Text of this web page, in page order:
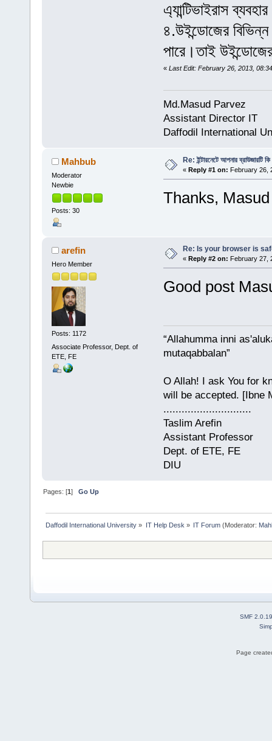
এ্যান্টিভাইরাস
৪.উইন্ডোজের
পারে।তাই
« Last Edit: February 26, 2013,
Md.Masud Parvez
Assistant Director IT
Daffodil International
Mahbub
Moderator
Newbie
Posts: 30
Re: ইন্টারনেটে আপনার ব্রাউজারটি কি
« Reply #1 on: February 26,
Thanks, Masud
arefin
Hero Member
Posts: 1172
Associate Professor, Dept. of
ETE, FE
Re: Is your browser is
« Reply #2 on: February 27,
Good post
“Allahumma inni
mutaqabbalan”
O Allah! I ask You for
will be accepted. [Ibne
.............................
Taslim Arefin
Assistant Professor
Dept. of ETE, FE
DIU
Pages: [1]Go Up
Daffodil International University » IT Help Desk » IT Forum(Moderator:
SMF 2.0.19
Page